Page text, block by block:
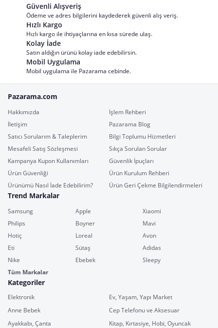
Güvenli Alışveriş
Ödeme ve adres bilgilerini kaydederek güvenli alış veriş.
Hızlı Kargo
Hızlı kargo ile ihtiyaçlarına en kısa sürede ulaş.
Kolay İade
Satın aldığın ürünü kolay iade edebilirsin.
Mobil Uygulama
Mobil uygulama ile Pazarama cebinde.
Pazarama.com
Hakkımızda
İşlem Rehberi
İletişim
Pazarama Blog
Satıcı Sorularım & Taleplerim
Bilgi Toplumu Hizmetleri
Mesafeli Satış Sözleşmesi
Sıkça Sorulan Sorular
Kampanya Kupon Kullanımları
Güvenlik İpuçları
Ürün Güvenliği
Ürün Kurulum Rehberi
Ürünümü Nasıl İade Edebilirim?
Ürün Geri Çekme Bilgilendirmeleri
Trend Markalar
Samsung Apple
Xiaomi
Philips
Boyner
Mavi
Hotiç
Loreal
Avon
Eti
Sütaş
Adidas
Nike
Ebebek
Sleepy
Tüm Markalar
Kategoriler
Elektronik
Ev, Yaşam, Yapı Market
Anne Bebek
Cep Telefonu ve Aksesuar
Ayakkabı, Çanta
Kitap, Kırtasiye, Hobi, Oyuncak